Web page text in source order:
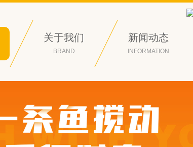
关于我们
BRAND
新闻动态
INFORMATION